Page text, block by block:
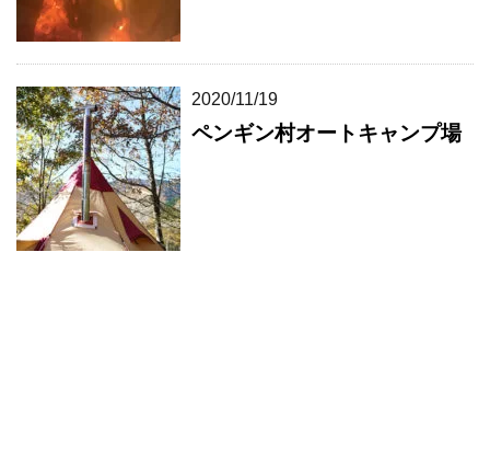
2020/11/19
ペンギン村オートキャンプ場